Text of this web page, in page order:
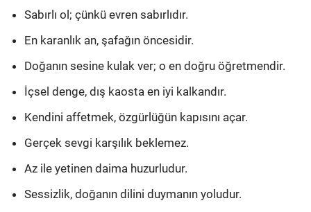
Sabırlı ol; çünkü evren sabırlıdır.
En karanlık an, şafağın öncesidir.
Doğanın sesine kulak ver; o en doğru öğretmendir.
İçsel denge, dış kaosta en iyi kalkandır.
Kendini affetmek, özgürlüğün kapısını açar.
Gerçek sevgi karşılık beklemez.
Az ile yetinen daima huzurludur.
Sessizlik, doğanın dilini duymanın yoludur.